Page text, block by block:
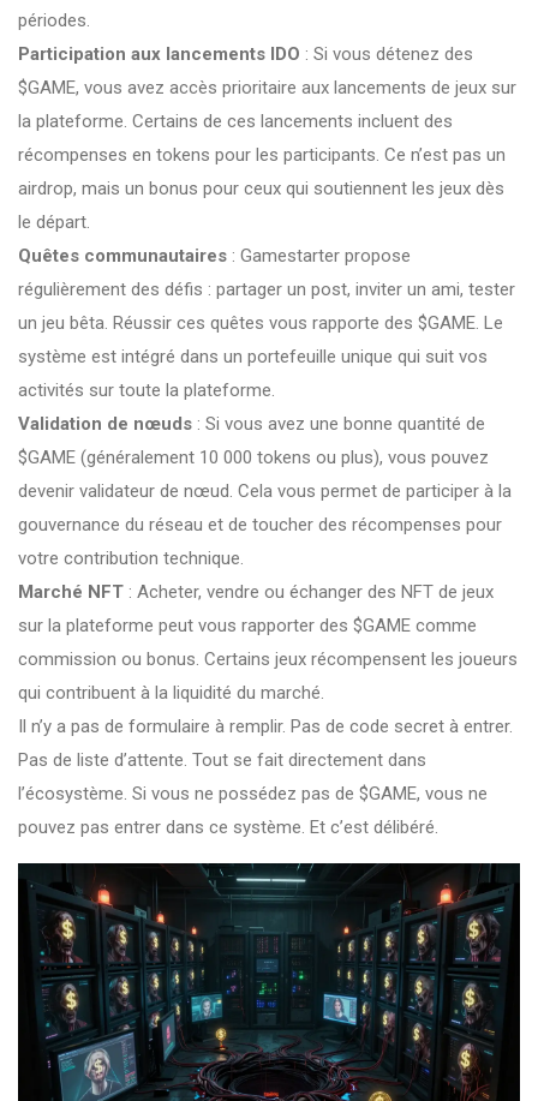
périodes.
Participation aux lancements IDO : Si vous détenez des
$GAME, vous avez accès prioritaire aux lancements de jeux sur
la plateforme. Certains de ces lancements incluent des
récompenses en tokens pour les participants. Ce n’est pas un
airdrop, mais un bonus pour ceux qui soutiennent les jeux dès
le départ.
Quêtes communautaires : Gamestarter propose
régulièrement des défis : partager un post, inviter un ami, tester
un jeu bêta. Réussir ces quêtes vous rapporte des $GAME. Le
système est intégré dans un portefeuille unique qui suit vos
activités sur toute la plateforme.
Validation de nœuds : Si vous avez une bonne quantité de
$GAME (généralement 10 000 tokens ou plus), vous pouvez
devenir validateur de nœud. Cela vous permet de participer à la
gouvernance du réseau et de toucher des récompenses pour
votre contribution technique.
Marché NFT : Acheter, vendre ou échanger des NFT de jeux
sur la plateforme peut vous rapporter des $GAME comme
commission ou bonus. Certains jeux récompensent les joueurs
qui contribuent à la liquidité du marché.
Il n’y a pas de formulaire à remplir. Pas de code secret à entrer.
Pas de liste d’attente. Tout se fait directement dans
l’écosystème. Si vous ne possédez pas de $GAME, vous ne
pouvez pas entrer dans ce système. Et c’est délibéré.